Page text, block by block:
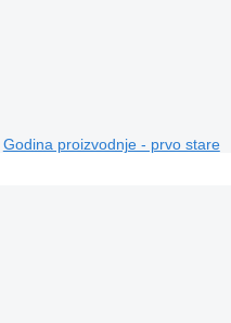
Godina proizvodnje - prvo stare